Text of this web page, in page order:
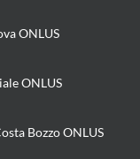
ONLUS
ONLUS
Bozzo ONLUS